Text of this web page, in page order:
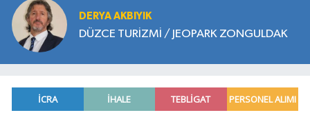
DERYA AKBIYIK
DÜZCE TURİZMİ / JEOPARK ZONGULDAK